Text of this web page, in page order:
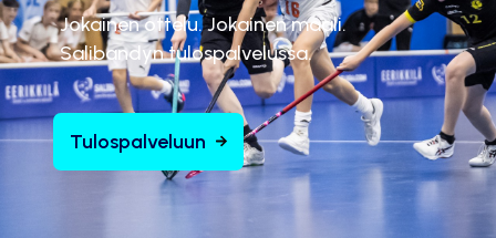
Jokainen ottelu. Jokainen maali.
Salibandyn tulospalvelussa.
Tulospalveluun